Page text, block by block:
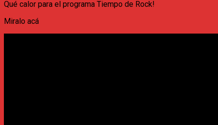
Qué calor para el programa Tiempo de Rock!
Miralo acá